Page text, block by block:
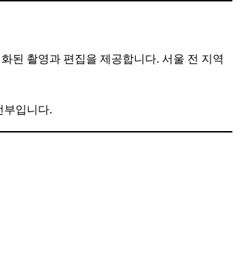
된 촬영과 편집을 제공합니다. 서울 전 지역
부입니다.